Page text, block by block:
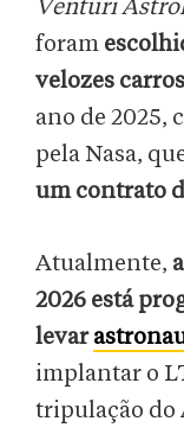
Venturi
foram
velozes
ano de 2025,
pela Nasa,
um contrato
Atualmente,
2026 está
levar
implantar o
tripulação do